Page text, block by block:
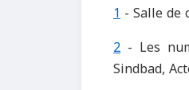
1- Salle de
2 - Les
Sindbad,